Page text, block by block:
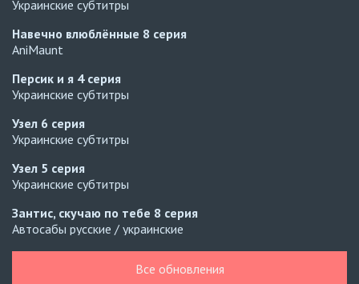
Украинские субтитры
Навечно влюблённые 8 серия
AniMaunt
Персик и я 4 серия
Украинские субтитры
Узел 6 серия
Украинские субтитры
Узел 5 серия
Украинские субтитры
Зантис, скучаю по тебе 8 серия
Автосабы русские / украинские
Все обновления